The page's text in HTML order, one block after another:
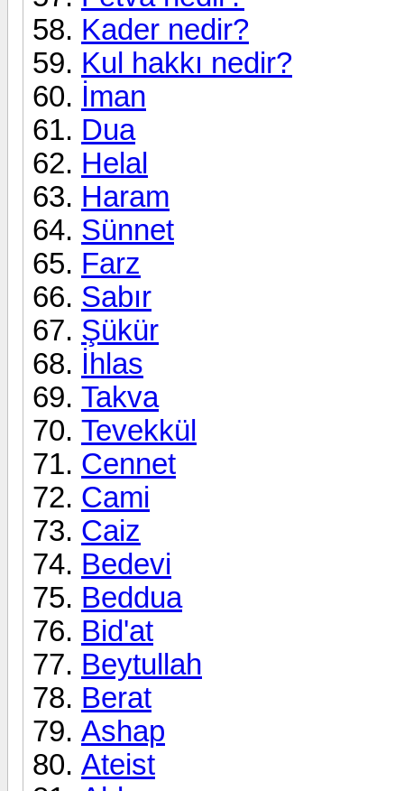
Kader nedir?
Kul hakkı nedir?
İman
Dua
Helal
Haram
Sünnet
Farz
Sabır
Şükür
İhlas
Takva
Tevekkül
Cennet
Cami
Caiz
Bedevi
Beddua
Bid'at
Beytullah
Berat
Ashap
Ateist